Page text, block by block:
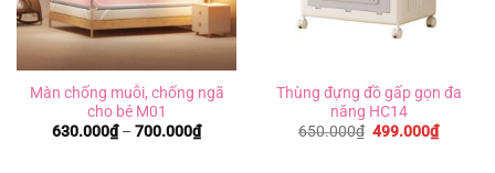
Màn chống muỗi, chống ngã
cho bé M01
630.000₫ – 700.000₫Khoảng
giá:
Thùng đựng đồ gấp gọn đa
năng HC14
650.000₫ Giá
499.000₫Giá
hiện